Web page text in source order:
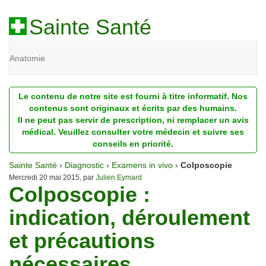
Sainte Santé
Anatomie
Diagnostic
Dossiers
Homéopathie
Nutrition
Pathologie
Psychologie
Recherches
Le contenu de notre site est fourni à titre informatif. Nos
contenus sont originaux et écrits par des humains.
Il ne peut pas servir de prescription, ni remplacer un avis
médical. Veuillez consulter votre médecin et suivre ses
conseils en priorité.
Sainte Santé › Diagnostic › Examens in vivo › Colposcopie
Mercredi 20 mai 2015, par Julien Eymard
Colposcopie :
indication, déroulement
et précautions